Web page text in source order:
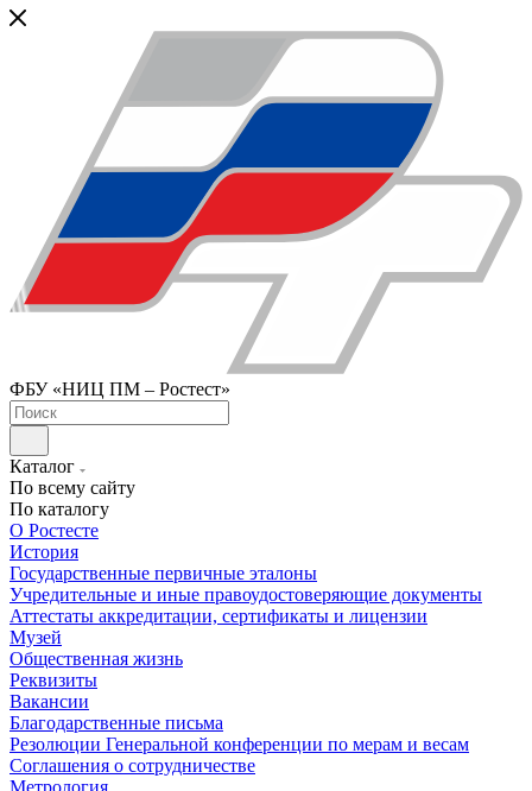
ФБУ «НИЦ ПМ – Ростест»
Каталог
По всему сайту
По каталогу
О Ростесте
История
Государственные первичные эталоны
Учредительные и иные правоудостоверяющие документы
Аттестаты аккредитации, сертификаты и лицензии
Музей
Общественная жизнь
Реквизиты
Вакансии
Благодарственные письма
Резолюции Генеральной конференции по мерам и весам
Соглашения о сотрудничестве
Метрология